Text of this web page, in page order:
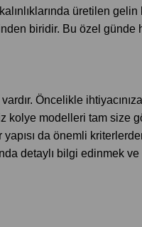
üretilen
biridir. Bu özel
Öncelikle
kolye modelleri tam
da önemli
detaylı bilgi